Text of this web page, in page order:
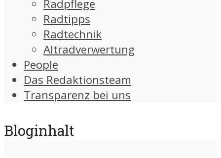
Radpflege
Radtipps
Radtechnik
Altradverwertung
People
Das Redaktionsteam
Transparenz bei uns
Bloginhalt